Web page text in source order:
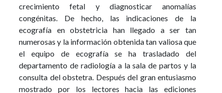
crecimiento fetal y diagnosticar anomalías
congénitas. De hecho, las indicaciones de la
ecografía en obstetricia han llegado a ser tan
numerosas y la información obtenida tan valiosa que
el equipo de ecografía se ha trasladado del
departamento de radiología a la sala de partos y la
consulta del obstetra. Después del gran entusiasmo
mostrado por los lectores hacia las ediciones